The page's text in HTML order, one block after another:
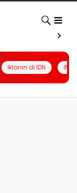
Iklanin di IDN